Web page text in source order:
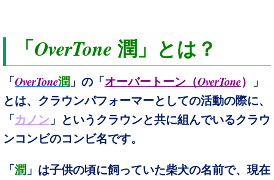
「OverTone 潤」とは？
「 OverTone潤 」の「 オーバートーン（OverTone）
」
とは、クラウンパフォーマーとしての活動の際に、
「 カノン 」というクラウンと共に組んでいるクラウ
ンコンビのコンビ名です。
「 潤 」は子供の頃に飼っていた柴犬の名前で、現在